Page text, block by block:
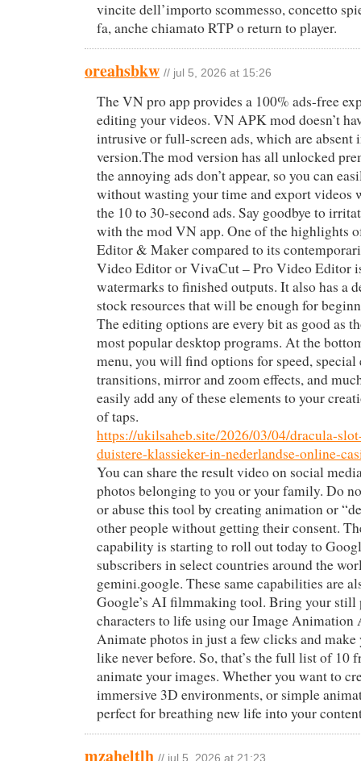
vincite dell’importo scommesso, concetto
fa, anche chiamato RTP o return to player.
oreahsbkw // jul 5, 2026 at 15:26
The VN pro app provides a 100% ads-free
editing your videos. VN APK mod doesn’t
intrusive or full-screen ads, which are absent
version.The mod version has all unlocked
the annoying ads don’t appear, so you can
without wasting your time and export videos
the 10 to 30-second ads. Say goodbye to
with the mod VN app. One of the highlights
Editor & Maker compared to its
Video Editor or VivaCut – Pro Video Editor
watermarks to finished outputs. It also has a
stock resources that will be enough for
The editing options are every bit as good as
most popular desktop programs. At the
menu, you will find options for speed, special
transitions, mirror and zoom effects, and
easily add any of these elements to your
of taps.
https://ukilsaheb.site/2026/03/04/dracula-
duistere-klassieker-in-nederlandse-online-
You can share the result video on social
photos belonging to you or your family. Do
or abuse this tool by creating animation or
other people without getting their consent.
capability is starting to roll out today to
subscribers in select countries around the
gemini.google. These same capabilities are
Google’s AI filmmaking tool. Bring your still
characters to life using our Image Animation
Animate photos in just a few clicks and make
like never before. So, that’s the full list of 10
animate your images. Whether you want to
immersive 3D environments, or simple
perfect for breathing new life into your
mzaheltlh // jul 5, 2026 at 21:23